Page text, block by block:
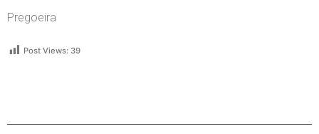
Pregoeira
Post Views: 39